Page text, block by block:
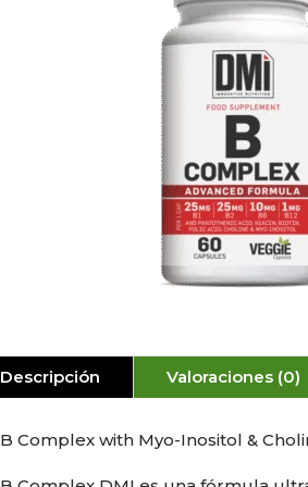
Descripción Valoraciones (0)
B Complex with Myo-Inositol &